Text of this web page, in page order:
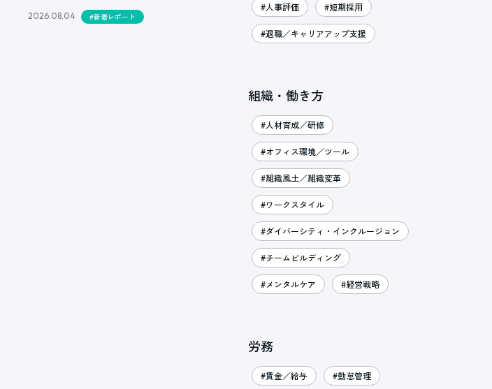
2026.08.04 #新着レポート
#人事評価 #短期採用
#退職／キャリアアップ支援
組織・働き方
#人材育成／研修
#オフィス環境／ツール
#組織風土／組織変革
#ワークスタイル
#ダイバーシティ・インクルージョン
#チームビルディング
#メンタルケア #経営戦略
労務
#賃金／給与 #勤怠管理